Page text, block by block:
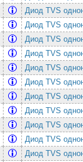
Диод TVS
Диод TVS
Диод TVS
Диод TVS
Диод TVS
Диод TVS
Диод TVS
Диод TVS
Диод TVS
Диод TVS
Диод TVS